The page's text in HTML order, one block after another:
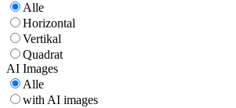
Alle
Horizontal
Vertikal
Quadrat
AI Images
Alle
with AI images